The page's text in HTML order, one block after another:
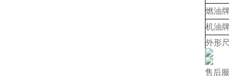
燃油
机油
外形
净重
售后